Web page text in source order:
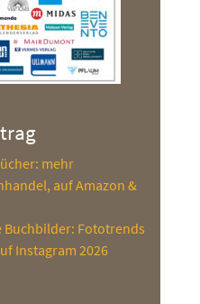
mehr
auf Amazon &
Buchbilder: Fototrends
Instagram 2026